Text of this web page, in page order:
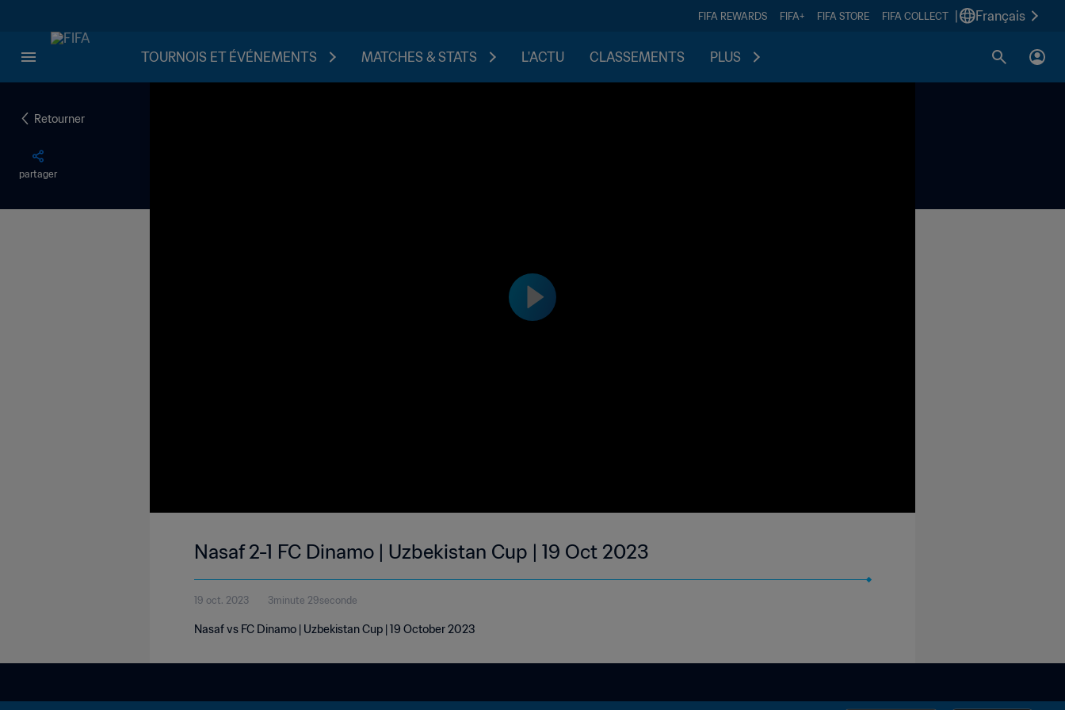
FIFA REWARDS FIFA+ FIFA STORE FIFA COLLECT Français
TOURNOIS ET ÉVÉNEMENTS MATCHES & STATS L'ACTU CLASSEMENTS PLUS
Retourner
partager
Nasaf 2-1 FC Dinamo | Uzbekistan Cup | 19 Oct 2023
19 oct. 2023 3minute 29seconde
Nasaf vs FC Dinamo | Uzbekistan Cup | 19 October 2023